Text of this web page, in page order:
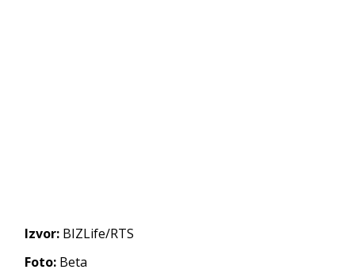
Izvor: BIZLife/RTS
Foto: Beta